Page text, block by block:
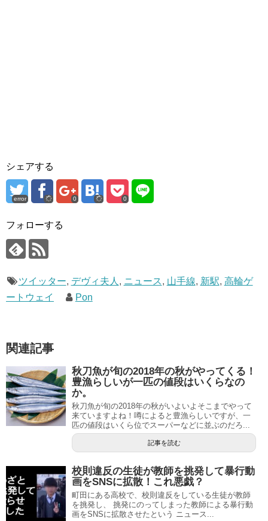
シェアする
error 0 0
フォローする
ツイッター, デヴィ夫人 , ニュース, 山手線, 新駅, 高輪ゲ
ートウェイ
Pon
関連記事
秋刀魚が旬の2018年の秋がやってくる！
豊漁らしいが一匹の値段はいくらなの
か。
秋刀魚が旬の2018年の秋がいよいよそこまでやって
来ていますよね！噂によると豊漁らしいですが、一
匹の値段はいくら位でスーパーなどに並ぶのだろ...
記事を読む
校則違反の生徒が教師を挑発して暴行動
画をSNSに拡散！これ悪戯？
町田にある高校で、校則違反をしている生徒が教師
を挑発し、 挑発にのってしまった教師による暴行動
画をSNSに拡散させたという ニュース...